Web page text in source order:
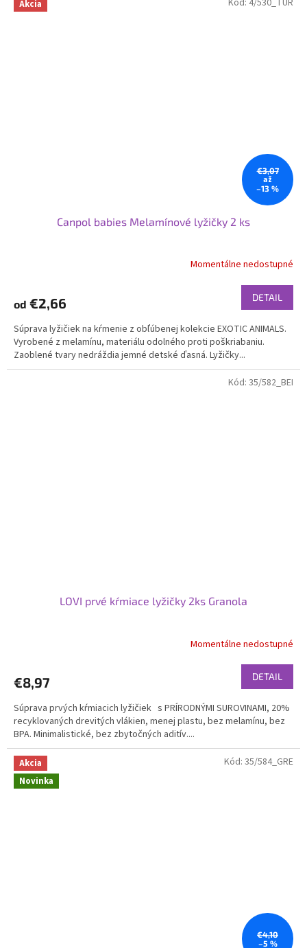
Akcia
€3,07
až
–13 %
Canpol babies Melamínové lyžičky 2 ks
Momentálne nedostupné
od €2,66 DETAIL
Súprava lyžičiek na kŕmenie z obľúbenej kolekcie EXOTIC ANIMALS.
Vyrobené z melamínu, materiálu odolného proti poškriabaniu.
Zaoblené tvary nedráždia jemné detské ďasná. Lyžičky...
LOVI prvé kŕmiace lyžičky 2ks Granola
Momentálne nedostupné
€8,97 DETAIL
Súprava prvých kŕmiacich lyžičiek s PRÍRODNÝMI SUROVINAMI, 20%
recyklovaných drevitých vlákien, menej plastu, bez melamínu, bez
BPA. Minimalistické, bez zbytočných aditív....
Kód: 35/582_BEI
Akcia
Novinka
€4,10
–5 %
Kód: 35/584_GRE